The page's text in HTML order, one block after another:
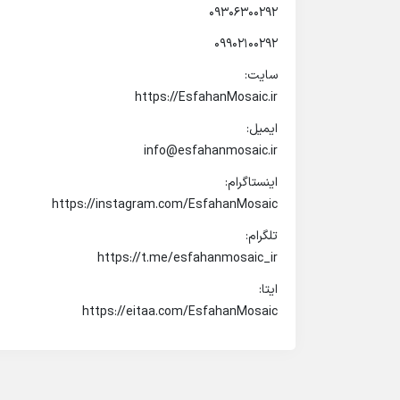
09306300292
09902100292
سایت:
https://EsfahanMosaic.ir
ایمیل:
info@esfahanmosaic.ir
اینستاگرام:
https://instagram.com/EsfahanMosaic
تلگرام:
https://t.me/esfahanmosaic_ir
ایتا:
https://eitaa.com/EsfahanMosaic